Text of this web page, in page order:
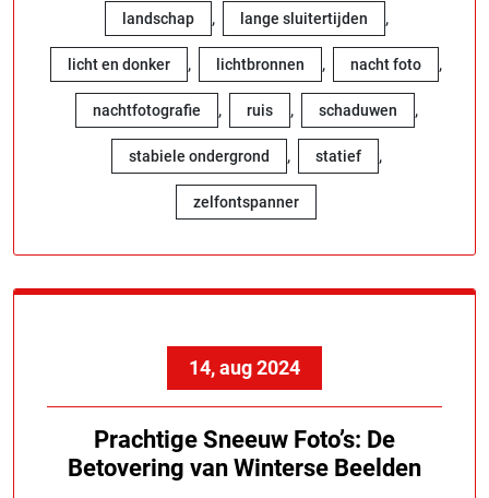
landschap , lange sluitertijden ,
licht en donker , lichtbronnen , nacht foto ,
nachtfotografie , ruis , schaduwen ,
stabiele ondergrond , statief ,
zelfontspanner
14, aug 2024
Prachtige Sneeuw Foto’s: De
Betovering van Winterse Beelden